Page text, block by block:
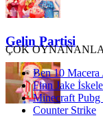
Gelin Partisi
ÇOK
Ben 10 Macera
Finn Jake
Minecraft Pubg
Counter Strike